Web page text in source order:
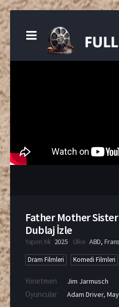
Father Mother
Dublaj İzle
Yapım Yılı 2025 Ülke ABD,
Dram Filmleri Komedi Filmleri
Yönetmen Jim Jarmusch
Oyuncular Adam Driver,